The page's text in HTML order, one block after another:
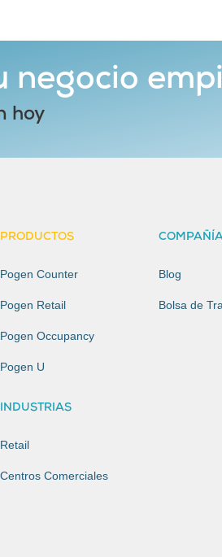
negocio
hoy
PRODUCTOS
Pogen Counter
Pogen Retail
Pogen Occupancy
Pogen U
INDUSTRIAS
Retail
Centros Comerciales
Blog
Bolsa de